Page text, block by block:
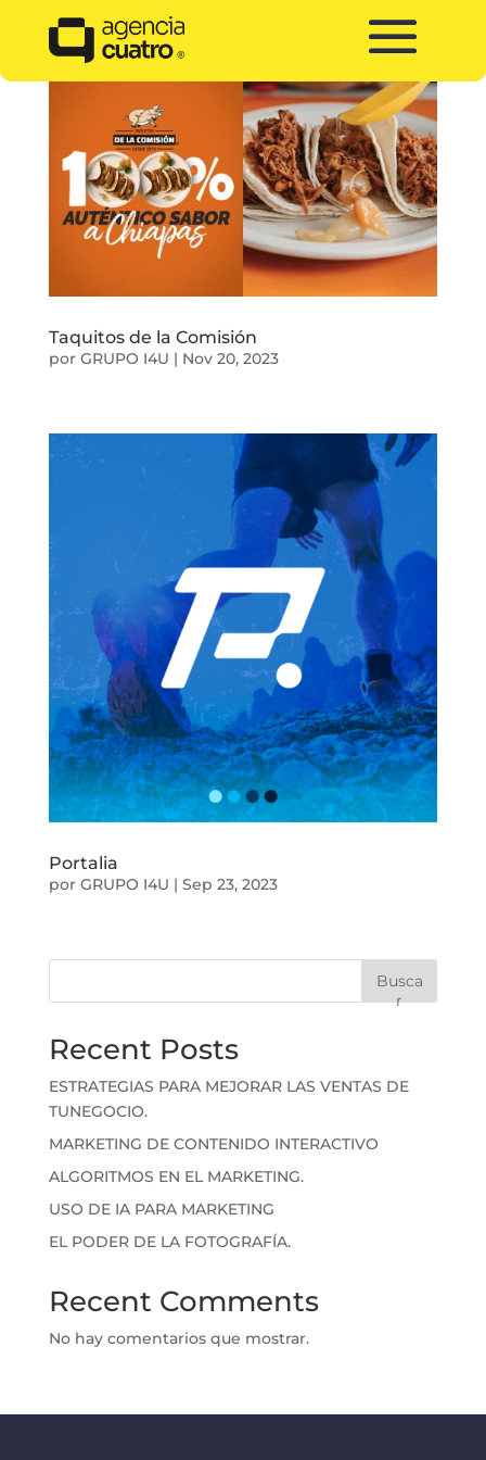
Taquitos de la Comisión
por GRUPO I4U | Nov 20, 2023
Portalia
por GRUPO I4U | Sep 23, 2023
Busca
r
Recent Posts
ESTRATEGIAS PARA MEJORAR LAS VENTAS DE
TUNEGOCIO.
MARKETING DE CONTENIDO INTERACTIVO
ALGORITMOS EN EL MARKETING.
USO DE IA PARA MARKETING
EL PODER DE LA FOTOGRAFÍA.
Recent Comments
No hay comentarios que mostrar.